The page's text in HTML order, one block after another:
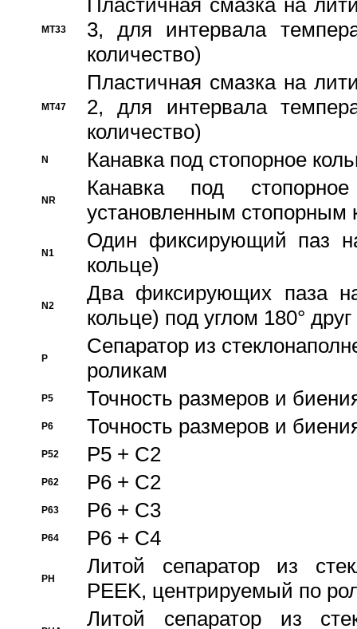
MT33
Пластичная смазка на
3, для интервала
количество)
MT47
Пластичная смазка на
2, для интервала
количество)
N Канавка под стопорное
NR
Канавка под
установленным стопорным
N1
Один фиксирующий паз
кольце)
N2
Два фиксирующих паза
кольце) под углом 180° друг
P
Cепаратор из
роликам
P5 Точность размеров и
P6 Точность размеров и
P52 P5 + C2
P62 P6 + C2
P63 P6 + C3
P64 P6 + C4
PH
Литой сепаратор из
PEEK, центрируемый по
Литой сепаратор из